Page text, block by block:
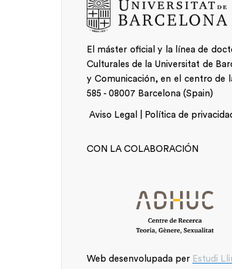
El máster oficial y la línea de
Culturales de la Universitat de
y Comunicación, en el centro de
585 - 08007 Barcelona (Spain)
Aviso Legal | Política de
CON LA COLABORACIÓN
Web desenvolupada per Estudi